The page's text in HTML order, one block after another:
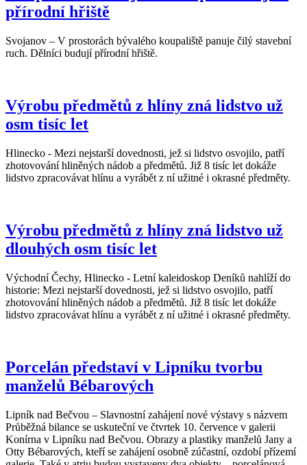
přírodní hřiště
Svojanov – V prostorách bývalého koupaliště panuje čilý stavební
ruch. Dělníci budují přírodní hřiště.
Výrobu předmětů z hlíny zná lidstvo už
osm tisíc let
Hlinecko - Mezi nejstarší dovednosti, jež si lidstvo osvojilo, patří
zhotovování hliněných nádob a předmětů. Již 8 tisíc let dokáže
lidstvo zpracovávat hlínu a vyrábět z ní užitné i okrasné předměty.
Výrobu předmětů z hlíny zná lidstvo už
dlouhých osm tisíc let
Východní Čechy, Hlinecko - Letní kaleidoskop Deníků nahlíží do
historie: Mezi nejstarší dovednosti, jež si lidstvo osvojilo, patří
zhotovování hliněných nádob a předmětů. Již 8 tisíc let dokáže
lidstvo zpracovávat hlínu a vyrábět z ní užitné i okrasné předměty.
Porcelán představí v Lipníku tvorbu
manželů Bébarových
Lipník nad Bečvou – Slavnostní zahájení nové výstavy s názvem
Průběžná bilance se uskuteční ve čtvrtek 10. července v galerii
Konírna v Lipníku nad Bečvou. Obrazy a plastiky manželů Jany a
Otty Bébarových, kteří se zahájení osobně zúčastní, ozdobí přízemí